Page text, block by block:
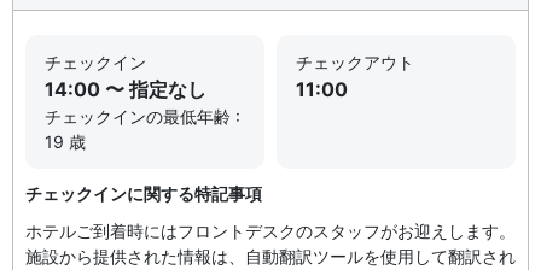
チェックイン
14:00 〜 指定なし
チェックインの最低年齢 :
19 歳
チェックアウト
11:00
チェックインに関する特記事項
ホテルご到着時にはフロントデスクのスタッフがお迎えします。
施設から提供された情報は、自動翻訳ツールを使用して翻訳され